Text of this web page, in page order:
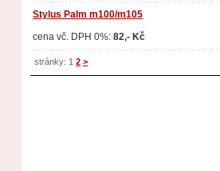
Stylus Palm m100/m105
cena vč. DPH 0%: 82,- Kč
stránky: 1 2 >